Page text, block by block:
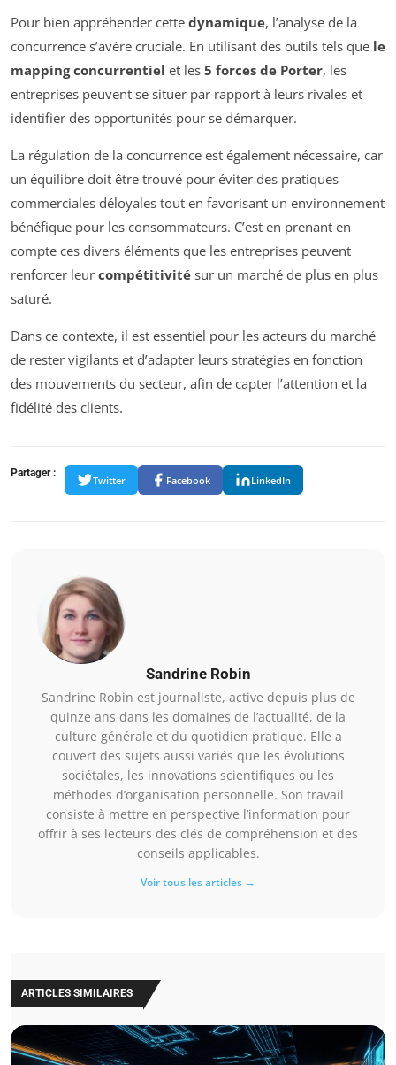
Pour bien appréhender cette dynamique, l’analyse de la
concurrence s’avère cruciale. En utilisant des outils tels que le
mapping concurrentiel et les 5 forces de Porter, les
entreprises peuvent se situer par rapport à leurs rivales et
identifier des opportunités pour se démarquer.
La régulation de la concurrence est également nécessaire, car
un équilibre doit être trouvé pour éviter des pratiques
commerciales déloyales tout en favorisant un environnement
bénéfique pour les consommateurs. C’est en prenant en
compte ces divers éléments que les entreprises peuvent
renforcer leur compétitivité sur un marché de plus en plus
saturé.
Dans ce contexte, il est essentiel pour les acteurs du marché
de rester vigilants et d’adapter leurs stratégies en fonction
des mouvements du secteur, afin de capter l’attention et la
fidélité des clients.
Partager :
Twitter Facebook LinkedIn
Sandrine Robin
Sandrine Robin est journaliste, active depuis plus de
quinze ans dans les domaines de l’actualité, de la
culture générale et du quotidien pratique. Elle a
couvert des sujets aussi variés que les évolutions
sociétales, les innovations scientifiques ou les
méthodes d’organisation personnelle. Son travail
consiste à mettre en perspective l’information pour
offrir à ses lecteurs des clés de compréhension et des
conseils applicables.
Voir tous les articles →
ARTICLES SIMILAIRES